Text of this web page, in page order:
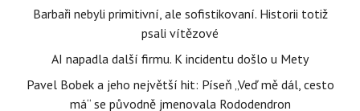
Barbaři nebyli primitivní, ale sofistikovaní. Historii totiž
psali vítězové
AI napadla další firmu. K incidentu došlo u Mety
Pavel Bobek a jeho největší hit: Píseň „Veď mě dál, cesto
má“ se původně jmenovala Rododendron